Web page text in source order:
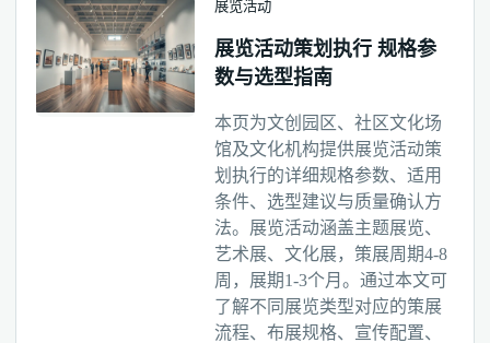
展览活动
展览活动策划执行 规格参
数与选型指南
本页为文创园区、社区文化场
馆及文化机构提供展览活动策
划执行的详细规格参数、适用
条件、选型建议与质量确认方
法。展览活动涵盖主题展览、
艺术展、文化展，策展周期4-8
周，展期1-3个月。通过本文可
了解不同展览类型对应的策展
流程、布展规格、宣传配置、